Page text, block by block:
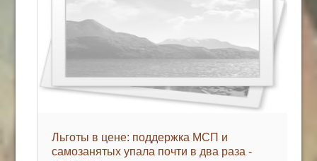
Льготы в цене: поддержка МСП и
самозанятых упала почти в два раза -